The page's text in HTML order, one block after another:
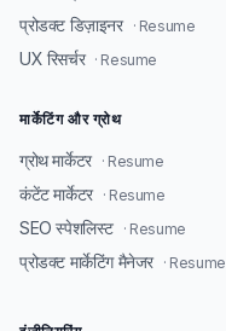
प्रोडक्ट डिज़ाइनर · Resume
UX रिसर्चर · Resume
मार्केटिंग और ग्रोथ
ग्रोथ मार्केटर · Resume
कंटेंट मार्केटर · Resume
SEO स्पेशलिस्ट · Resume
प्रोडक्ट मार्केटिंग मैनेजर · Resume